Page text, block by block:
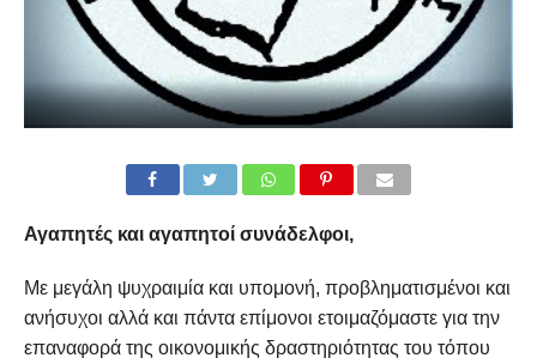
Αγαπητές και αγαπητοί συνάδελφοι,
Με μεγάλη ψυχραιμία και υπομονή, προβληματισμένοι και
ανήσυχοι αλλά και πάντα επίμονοι ετοιμαζόμαστε για την
επαναφορά της οικονομικής δραστηριότητας του τόπου